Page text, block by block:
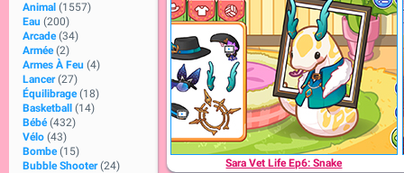
Animal (1557)
Eau (200)
Arcade (34)
Armée (2)
Armes À Feu (4)
Lancer (27)
Équilibrage (18)
Basketball
(14)
Bébé (432)
Vélo (43)
Bombe (15)
Bubble Shooter (24)
Sara Vet Life Ep6: Snake